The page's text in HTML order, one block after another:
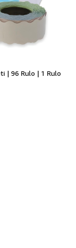
| 96 Rulo | 1 Rulo